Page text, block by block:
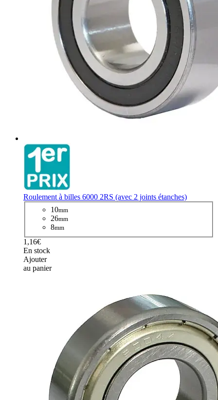
Roulement à billes 6000 2RS (avec 2 joints étanches)
10mm
26mm
8mm
1,16€
En stock
Ajouter
au panier